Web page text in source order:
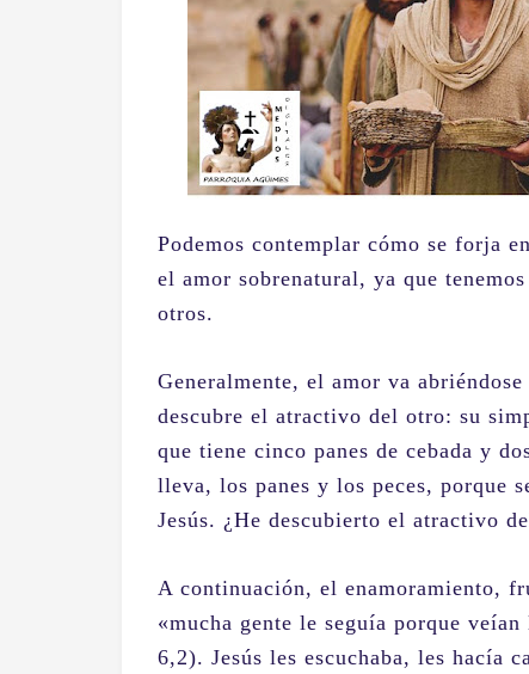
Podemos contemplar cómo se forja
el amor sobrenatural, ya que
otros.
Generalmente, el amor va
descubre el atractivo del otro: su
que tiene cinco panes de cebada y
lleva, los panes y los peces, porque
Jesús. ¿He descubierto el atractivo
A continuación, el enamoramiento,
«mucha gente le seguía porque
6,2). Jesús les escuchaba, les hacía